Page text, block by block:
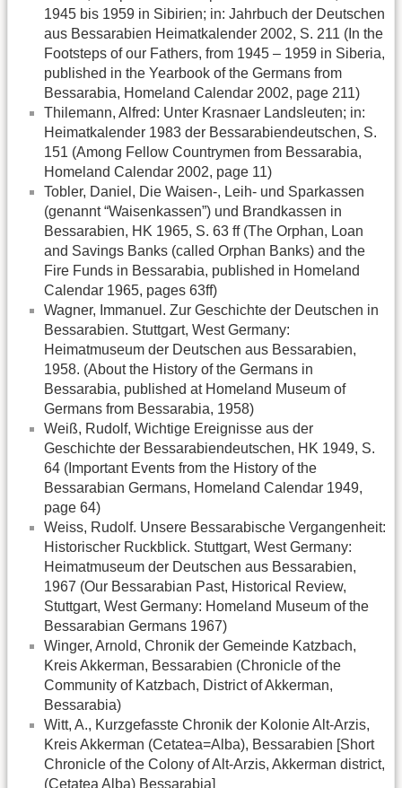
1945 bis 1959 in Sibirien; in: Jahrbuch der Deutschen
aus Bessarabien Heimatkalender 2002, S. 211 (In the
Footsteps of our Fathers, from 1945 – 1959 in Siberia,
published in the Yearbook of the Germans from
Bessarabia, Homeland Calendar 2002, page 211)
Thilemann, Alfred: Unter Krasnaer Landsleuten; in:
Heimatkalender 1983 der Bessarabiendeutschen, S.
151 (Among Fellow Countrymen from Bessarabia,
Homeland Calendar 2002, page 11)
Tobler, Daniel, Die Waisen-, Leih- und Sparkassen
(genannt “Waisenkassen”) und Brandkassen in
Bessarabien, HK 1965, S. 63 ff (The Orphan, Loan
and Savings Banks (called Orphan Banks) and the
Fire Funds in Bessarabia, published in Homeland
Calendar 1965, pages 63ff)
Wagner, Immanuel. Zur Geschichte der Deutschen in
Bessarabien. Stuttgart, West Germany:
Heimatmuseum der Deutschen aus Bessarabien,
1958. (About the History of the Germans in
Bessarabia, published at Homeland Museum of
Germans from Bessarabia, 1958)
Weiß, Rudolf, Wichtige Ereignisse aus der
Geschichte der Bessarabiendeutschen, HK 1949, S.
64 (Important Events from the History of the
Bessarabian Germans, Homeland Calendar 1949,
page 64)
Weiss, Rudolf. Unsere Bessarabische Vergangenheit:
Historischer Ruckblick. Stuttgart, West Germany:
Heimatmuseum der Deutschen aus Bessarabien,
1967 (Our Bessarabian Past, Historical Review,
Stuttgart, West Germany: Homeland Museum of the
Bessarabian Germans 1967)
Winger, Arnold, Chronik der Gemeinde Katzbach,
Kreis Akkerman, Bessarabien (Chronicle of the
Community of Katzbach, District of Akkerman,
Bessarabia)
Witt, A., Kurzgefasste Chronik der Kolonie Alt-Arzis,
Kreis Akkerman (Cetatea=Alba), Bessarabien [Short
Chronicle of the Colony of Alt-Arzis, Akkerman district,
(Cetatea Alba) Bessarabia]